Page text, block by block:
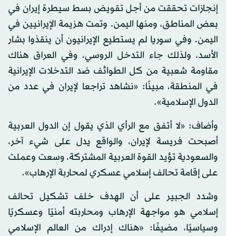
إنجازات تحققت من أجل تقويض بسط سيطرة إيران في
بعض المناطق، ومنها اليمن. وتمت هزيمة الإيرانيين في
اليمن. وفي سوريا لم يستطيع الإيرانيون أن ينقذوا بشار
الأسد، ولذلك جاء التدخل الروسي، وفي العراق هناك
مقاومة شعبية من كل الطوائف ضد التدخلات الإيرانية
في المنطقة، مبينًا: «نشاهد تراجعا لإيران في عدد من
الدول الإسلامية».
وأضاف: «لا أتفق مع الرأي الذي يقول إن الدول العربية
أصبحت فريسة لإيران، والواقع يدل على شيء آخر،
والسعودية تؤيد القوة العربية المشتركة، وسعت وعملت
على إقامة تحالف إسلامي عسكري لمحاربة الإرهاب».
وشدد الجبير على أن الهدف خلف تشكيل تحالف
إسلامي هو مواجهة الإرهاب ومحاربته أمنيًا وعسكريًا
وسياسيًا، مضيفًا: «هناك إدراك من العالم الإسلامي